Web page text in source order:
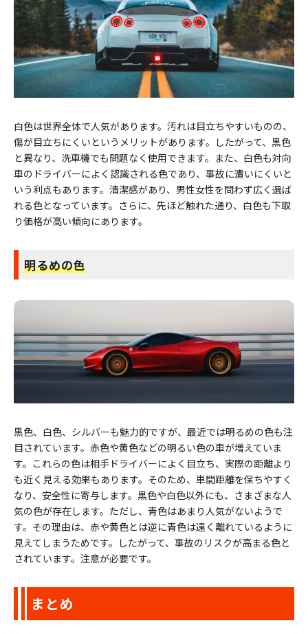
白色は世界全体で人気があります。汚れは目立ちやすいものの、
傷が目立ちにくいというメリットがあります。したがって、黒色
と異なり、洗車機でも問題なく使用できます。また、白色も対向
車のドライバーによく認識される色であり、事故に遭いにくいと
いう利点もあります。清潔感があり、男性女性を問わず広く選ば
れる色となっています。さらに、先ほど触れた通り、白色も下取
り価格が高い傾向にあります。
明るめの色
黒色、白色、シルバーも魅力的ですが、最近では明るめの色も注
目されています。赤色や黄色などの明るい色の車が増えていま
す。これらの色は相手ドライバーによく目立ち、実際の距離より
も近く見える効果もあります。そのため、車間距離を保ちやすく
なり、安全性に寄与します。黒色や白色以外にも、さまざまな人
気の色が存在します。ただし、青色はあまり人気がないようで
す。その理由は、赤や黄色とは逆に青色は遠く離れているように
見えてしまうためです。したがって、事故のリスクが高まる色と
されています。注意が必要です。
まとめ